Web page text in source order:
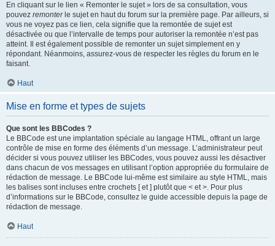
En cliquant sur le lien « Remonter le sujet » lors de sa consultation, vous
pouvez remonterle sujet en haut du forum sur la première page. Par ailleurs, si
vous ne voyez pas ce lien, cela signifie que la remontée de sujet est
désactivée ou que l’intervalle de temps pour autoriser la remontée n’est pas
atteint. Il est également possible de remonter un sujet simplement en y
répondant. Néanmoins, assurez-vous de respecter les règles du forum en le
faisant.
Haut
Mise en forme et types de sujets
Que sont les BBCodes ?
Le BBCode est une implantation spéciale au langage HTML, offrant un large
contrôle de mise en forme des éléments d’un message. L’administrateur peut
décider si vous pouvez utiliser les BBCodes, vous pouvez aussi les désactiver
dans chacun de vos messages en utilisant l’option appropriée du formulaire de
rédaction de message. Le BBCode lui-même est similaire au style HTML, mais
les balises sont incluses entre crochets [ et ] plutôt que < et >. Pour plus
d’informations sur le BBCode, consultez le guide accessible depuis la page de
rédaction de message.
Haut